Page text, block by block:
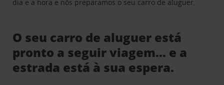
dia e a hora e nós preparamos o seu carro de aluguer.
O seu carro de aluguer está
pronto a seguir viagem… e a
estrada está à sua espera.